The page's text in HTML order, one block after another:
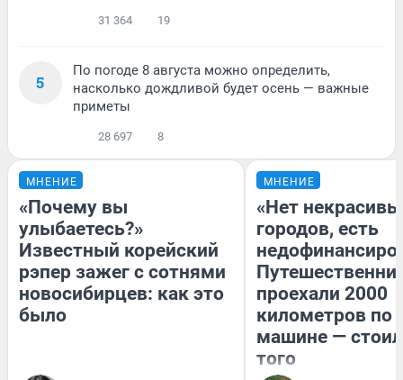
31 364 19
5
По погоде 8 августа можно определить,
насколько дождливой будет осень — важные
приметы
28 697 8
МНЕНИЕ
«Почему вы
улыбаетесь?»
Известный корейский
рэпер зажег с сотнями
новосибирцев: как это
было
МНЕНИЕ
«Нет
городов, есть
проехали 2000
километров по
машине —
того